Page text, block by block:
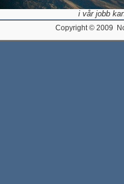
i vår jobb
Copyright © 2009